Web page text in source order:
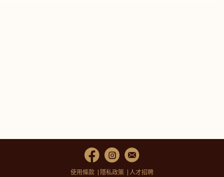
使用條款 隱私政策 人才招聘